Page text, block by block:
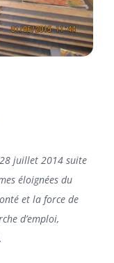
28 juillet 2014 suite
éloignées du
et la force de
d’emploi,